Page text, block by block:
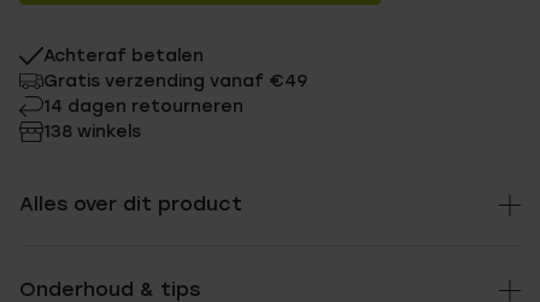
Achteraf betalen
Gratis verzending vanaf €49
14 dagen retourneren
138 winkels
Alles over dit product
Onderhoud & tips